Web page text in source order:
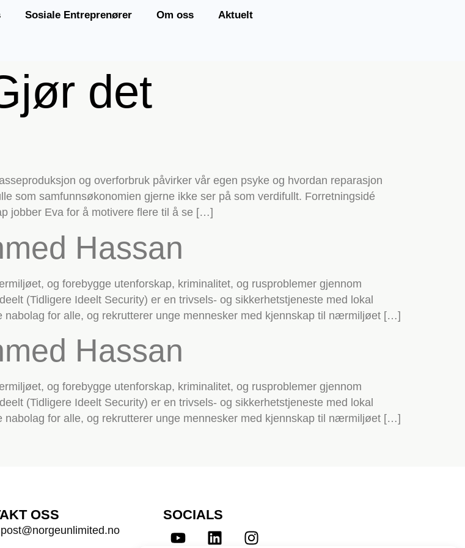
Sosiale Entreprenører Om oss Aktuelt
det
og overforbruk påvirker vår egen psyke og hvordan reparasjon
som samfunnsøkonomien gjerne ikke ser på som verdifullt. Forretningsidé
jobber Eva for å motivere flere til å se […]
Hassan
og forebygge utenforskap, kriminalitet, og rusproblemer gjennom
(Tidligere Ideelt Security) er en trivsels- og sikkerhetstjeneste med lokal
for alle, og rekrutterer unge mennesker med kjennskap til nærmiljøet […]
Hassan
og forebygge utenforskap, kriminalitet, og rusproblemer gjennom
(Tidligere Ideelt Security) er en trivsels- og sikkerhetstjeneste med lokal
for alle, og rekrutterer unge mennesker med kjennskap til nærmiljøet […]
OSS SOCIALS